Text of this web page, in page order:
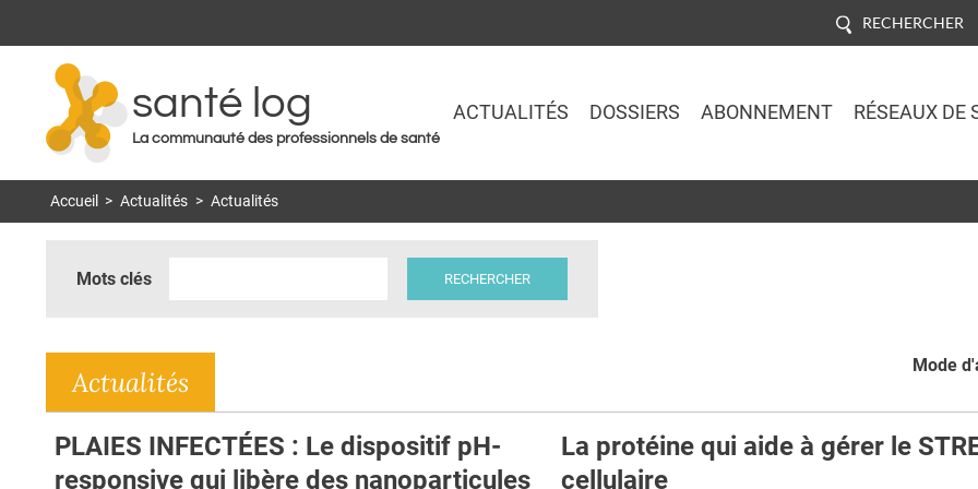
RECHERCHER
santé log
La communauté des professionnels de santé
ACTUALITÉS DOSSIERS ABONNEMENT RÉSEAUX DE
Accueil > Actualités > Actualités
Mots clés
Mode
Actualités
PLAIES INFECTÉES : Le dispositif pH-
responsive qui libère des nanoparticules
La protéine qui aide à gérer le
cellulaire